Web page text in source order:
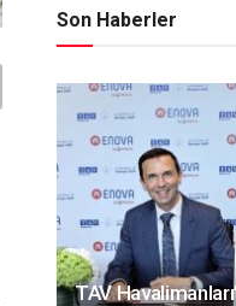
Son Haberler
TAV